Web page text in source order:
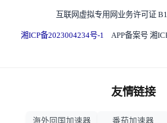
互联网虚拟专用网业务许可证
湘ICP备2023004234号-1 APP备案号 湘
友情链接
海外回国加速器 番茄加速器